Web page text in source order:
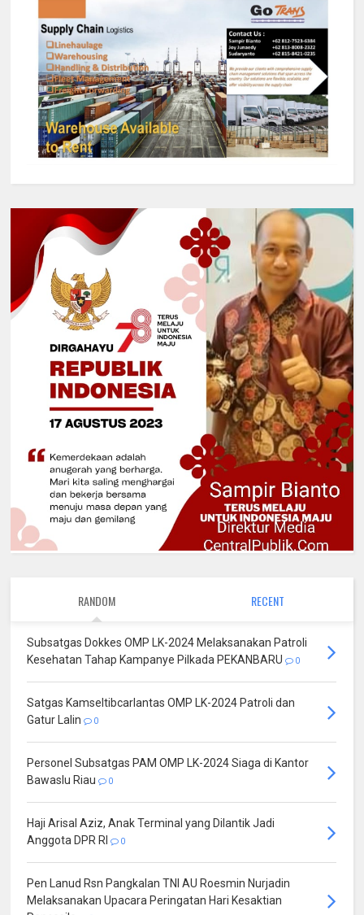
RANDOM RECENT
Subsatgas Dokkes OMP LK-2024 Melaksanakan Patroli
Kesehatan Tahap Kampanye Pilkada PEKANBARU
0
Satgas Kamseltibcarlantas OMP LK-2024 Patroli dan
Gatur Lalin
0
Personel Subsatgas PAM OMP LK-2024 Siaga di Kantor
Bawaslu Riau
0
Haji Arisal Aziz, Anak Terminal yang Dilantik Jadi
Anggota DPR RI
0
Pen Lanud Rsn Pangkalan TNI AU Roesmin Nurjadin
Melaksanakan Upacara Peringatan Hari Kesaktian